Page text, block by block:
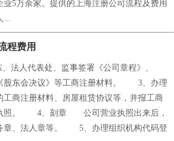
业5万余家。提供的上海注册公司流程及费用
程费用
、法人代表处、监事签署《公司章程》、
股东会决议》等工商注册材料。 3、办理
注册材料、房屋租赁协议等，并报工商
执照。 4、刻章 公司营业执照出来后，
章、法人章等。 5、办理组织机构代码登